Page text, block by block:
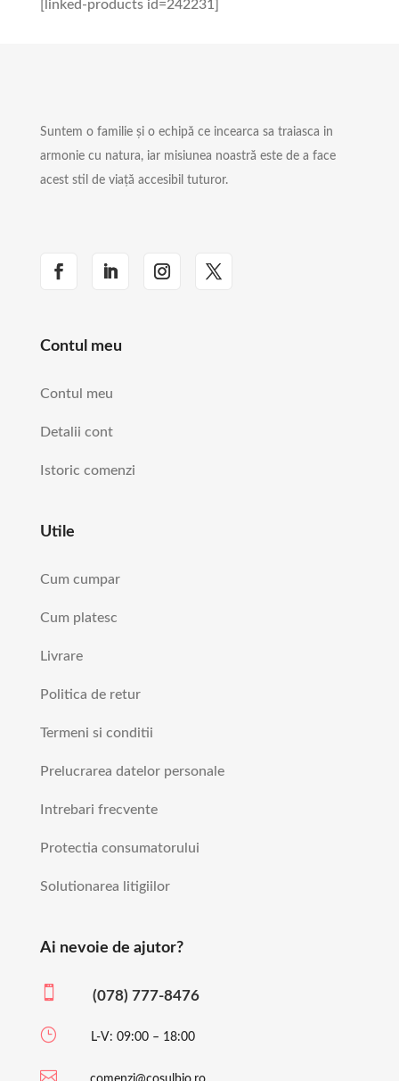
[linked-products id=242231]
Suntem o familie și o echipă ce incearca sa traiasca in
armonie cu natura, iar misiunea noastră este de a face
acest stil de viață accesibil tuturor.
Contul meu
Contul meu
Detalii cont
Istoric comenzi
Utile
Cum cumpar
Cum platesc
Livrare
Politica de retur
Termeni si conditii
Prelucrarea datelor personale
Intrebari frecvente
Protectia consumatorului
Solutionarea litigiilor
Ai nevoie de ajutor?
 (078) 777-8476
} L-V: 09:00 – 18:00
